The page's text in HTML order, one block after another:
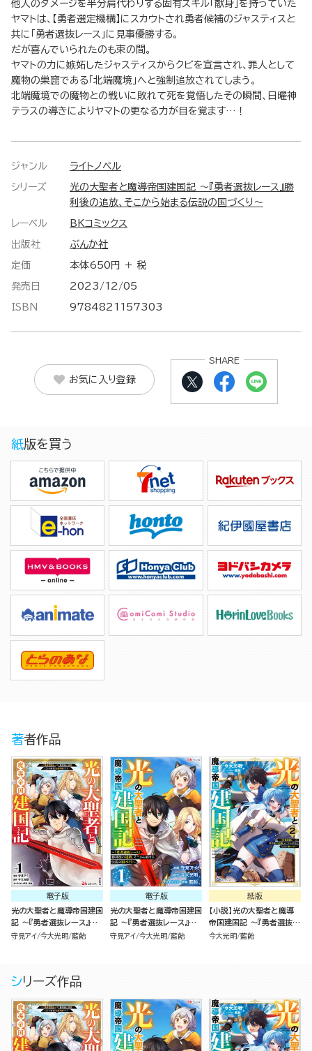
他人のダメージを半分肩代わりする固有スキル「献身」を持っていた
ヤマトは、【勇者選定機構】にスカウトされ勇者候補のジャスティスと
共に「勇者選抜レース」に見事優勝する。
だが喜んでいられたのも束の間。
ヤマトの力に嫉妬したジャスティスからクビを宣言され、罪人として
魔物の巣窟である「北端魔境」へと強制追放されてしまう。
北端魔境での魔物との戦いに敗れて死を覚悟したその瞬間、日曜神
テラスの導きによりヤマトの更なる力が目を覚ます…！
ジャンル ライトノベル
シリーズ
光の大聖者と魔導帝国建国記 ～『勇者選抜レース』勝
利後の追放、そこから始まる伝説の国づくり～
レーベル BKコミックス
出版社 ぶんか社
定価 本体650円 ＋ 税
発売日 2023/12/05
ISBN 9784821157303
お気に入り登録
SHARE
紙版を買う
著者作品
電子版
光の大聖者と魔導帝国建国
記 ～『勇者選抜レース』勝
利後の追放、そこから始ま
守見アイ 今大光明 藍飴
電子版
光の大聖者と魔導帝国建国
記 ～『勇者選抜レース』勝
利後の追放、そこから始ま
守見アイ 今大光明 藍飴
紙版
【小説】光の大聖者と魔導
帝国建国記 ～『勇者選抜レ
ース』勝利後の追放、そこか
今大光明 藍飴
シリーズ作品